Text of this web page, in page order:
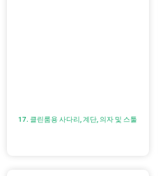
17. 클린룸용 사다리, 계단, 의자 및 스툴